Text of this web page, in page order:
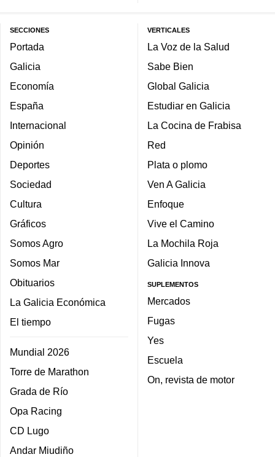
SECCIONES
Portada
Galicia
Economía
España
Internacional
Opinión
Deportes
Sociedad
Cultura
Gráficos
Somos Agro
Somos Mar
Obituarios
La Galicia Económica
El tiempo
Mundial 2026
Torre de Marathon
Grada de Río
Opa Racing
CD Lugo
Andar Miudiño
VERTICALES
La Voz de la Salud
Sabe Bien
Global Galicia
Estudiar en Galicia
La Cocina de Frabisa
Red
Plata o plomo
Ven A Galicia
Enfoque
Vive el Camino
La Mochila Roja
Galicia Innova
SUPLEMENTOS
Mercados
Fugas
Yes
Escuela
On, revista de motor